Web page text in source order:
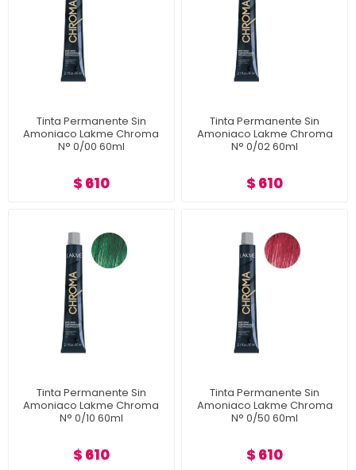
Tinta Permanente Sin
Amoniaco Lakme Chroma
N° 0/00 60ml
$ 610
Tinta Permanente Sin
Amoniaco Lakme Chroma
N° 0/02 60ml
$ 610
Tinta Permanente Sin
Amoniaco Lakme Chroma
N° 0/10 60ml
$ 610
Tinta Permanente Sin
Amoniaco Lakme Chroma
N° 0/50 60ml
$ 610